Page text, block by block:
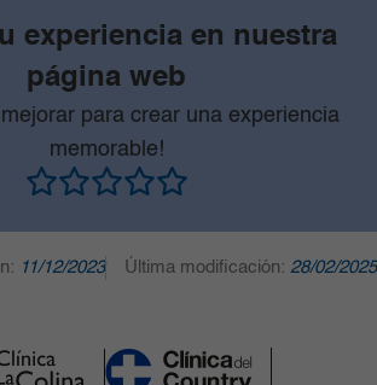
experiencia en nuestra
página web
mejorar para crear una experiencia
memorable!
11/12/2023 Última modificación: 28/02/2025